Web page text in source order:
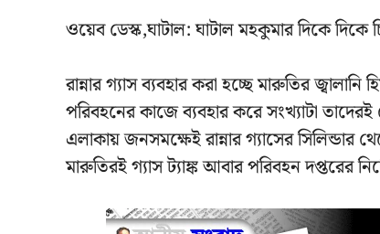
ওয়েব ডেস্ক,ঘাটাল: ঘাটাল মহকুমার দিকে দিকে
রান্নার গ্যাস ব্যবহার করা হচ্ছে মারুতির
পরিবহনের কাজে ব্যবহার করে সংখ্যাটা
এলাকায় জনসমক্ষেই রান্নার গ্যাসের
মারুতিরই গ্যাস ট্যাঙ্ক আবার পরিবহন দপ্তরের